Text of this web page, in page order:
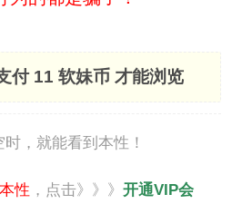
付 11 软妹币 才能浏览
，就能看到本性！
性 ，点击》》》 开通VIP会